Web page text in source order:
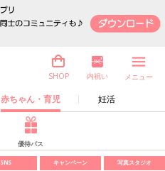
赤ちゃん・育児 妊活
SHOP 内祝い メニュー
優待パス
SNS キャンペーン 写真スタジオ